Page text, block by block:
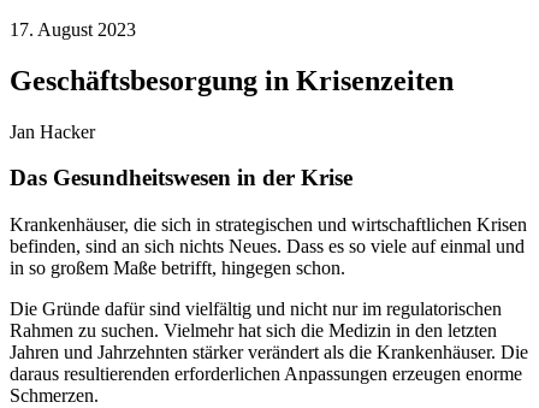
17. August 2023
Geschäftsbesorgung in Krisenzeiten
Jan Hacker
Das Gesundheitswesen in der Krise
Krankenhäuser, die sich in strategischen und wirtschaftlichen Krisen
befinden, sind an sich nichts Neues. Dass es so viele auf einmal und
in so großem Maße betrifft, hingegen schon.
Die Gründe dafür sind vielfältig und nicht nur im regulatorischen
Rahmen zu suchen. Vielmehr hat sich die Medizin in den letzten
Jahren und Jahrzehnten stärker verändert als die Krankenhäuser. Die
daraus resultierenden erforderlichen Anpassungen erzeugen enorme
Schmerzen.